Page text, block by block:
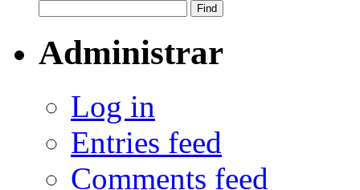
Administrar
Log in
Entries feed
Comments feed